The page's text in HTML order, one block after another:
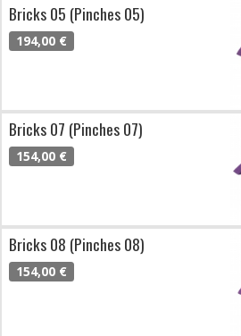
Bricks 05 (Pinches 05)
194,00 €
Bricks 07 (Pinches 07)
154,00 €
Bricks 08 (Pinches 08)
154,00 €